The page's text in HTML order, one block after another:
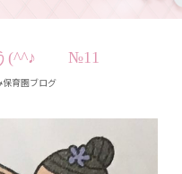
う(^^♪ №11
保育園ブログ